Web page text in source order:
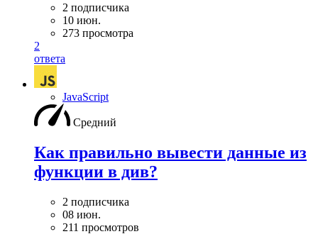
2 подписчика
10 июн.
273 просмотра
2
ответа
JavaScript
Средний
Как правильно вывести данные из
функции в див?
2 подписчика
08 июн.
211 просмотров